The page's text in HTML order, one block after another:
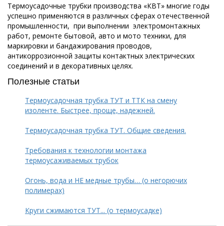
Термоусадочные трубки производства «КВТ» многие годы
успешно применяются в различных сферах отечественной
промышленности, при выполнении электромонтажных
работ, ремонте бытовой, авто и мото техники, для
маркировки и бандажирования проводов,
антикоррозионной защиты контактных электрических
соединений и в декоративных целях.
Полезные статьи
Термоусадочная трубка ТУТ и ТТК на смену
изоленте. Быстрее, проще, надежней.
Термоусадочная трубка ТУТ. Общие сведения.
Требования к технологии монтажа
термоусаживаемых трубок
Огонь, вода и НЕ медные трубы… (о негорючих
полимерах)
Круги сжимаются ТУТ... (о термоусадке)